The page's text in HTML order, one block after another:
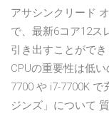
アサシンクリード
で、最新6コア12ス
引き出すことがで
CPUの重要性は低
7700 や i7-7700K
ジンズ」について